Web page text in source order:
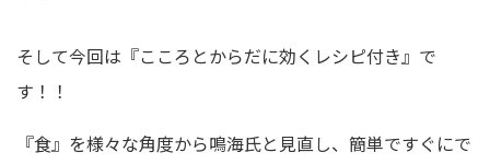
そして今回は『こころとからだに効くレシピ付き』で
す！！
『食』を様々な角度から鳴海氏と見直し、簡単ですぐにで